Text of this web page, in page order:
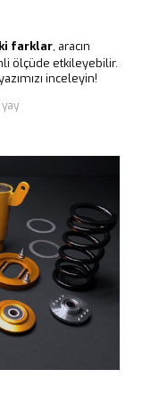
farklar, aracın
ölçüde etkileyebilir.
inceleyin!